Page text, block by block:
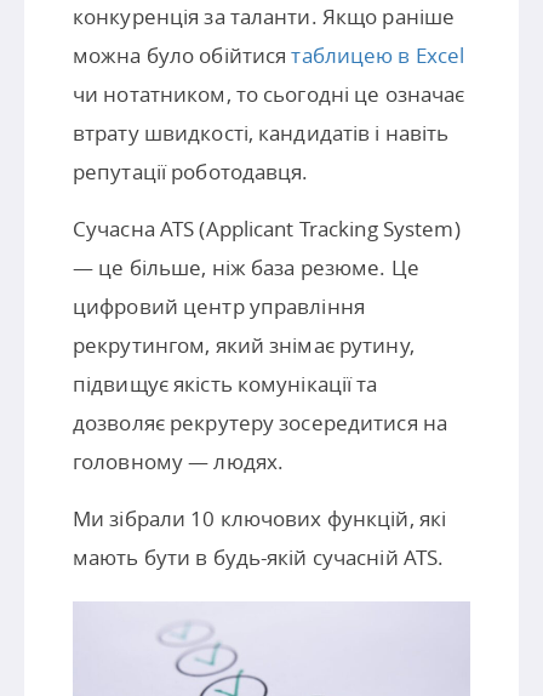
конкуренція за таланти. Якщо раніше
можна було обійтисятаблицею в Excel
чи нотатником, то сьогодні це означає
втрату швидкості, кандидатів і навіть
репутації роботодавця.
Сучасна ATS (Applicant Tracking System)
— це більше, ніж база резюме. Це
цифровий центр управління
рекрутингом, який знімає рутину,
підвищує якість комунікації та
дозволяє рекрутеру зосередитися на
головному — людях.
Ми зібрали 10 ключових функцій, які
мають бути в будь-якій сучасній ATS.